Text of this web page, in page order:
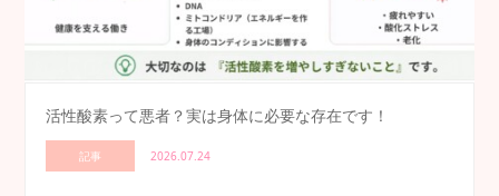
活性酸素って悪者？実は身体に必要な存在です！
記事 2026.07.24